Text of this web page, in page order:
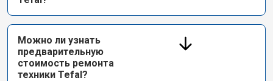
Можно ли узнать
предварительную
стоимость ремонта
техники Tefal?